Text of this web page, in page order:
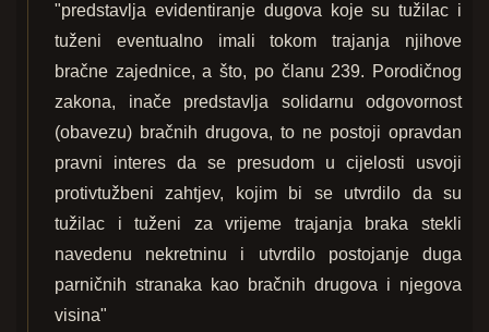
"predstavlja evidentiranje dugova koje su tužilac i
tuženi eventualno imali tokom trajanja njihove
bračne zajednice, a što, po članu 239. Porodičnog
zakona, inače predstavlja solidarnu odgovornost
(obavezu) bračnih drugova, to ne postoji opravdan
pravni interes da se presudom u cijelosti usvoji
protivtužbeni zahtjev, kojim bi se utvrdilo da su
tužilac i tuženi za vrijeme trajanja braka stekli
navedenu nekretninu i utvrdilo postojanje duga
parničnih stranaka kao bračnih drugova i njegova
visina"